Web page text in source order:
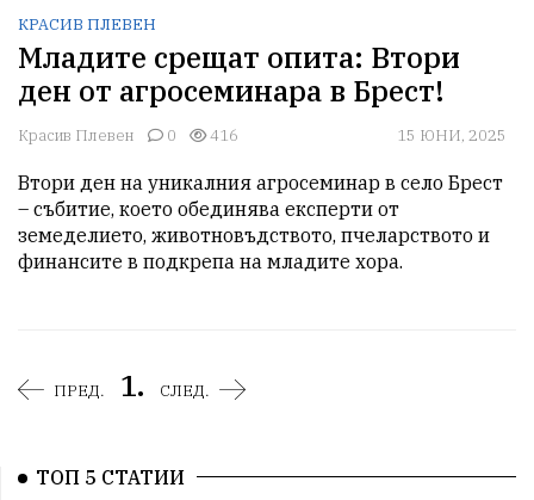
КРАСИВ ПЛЕВЕН
Младите срещат опита: Втори
ден от агросеминара в Брест!
Красив Плевен 0 416 15 ЮНИ, 2025
Втори ден на уникалния агросеминар в село Брест
– събитие, което обединява експерти от
земеделието, животновъдството, пчеларството и
финансите в подкрепа на младите хора.
ПРЕД. 1. СЛЕД.
ТОП 5 СТАТИИ